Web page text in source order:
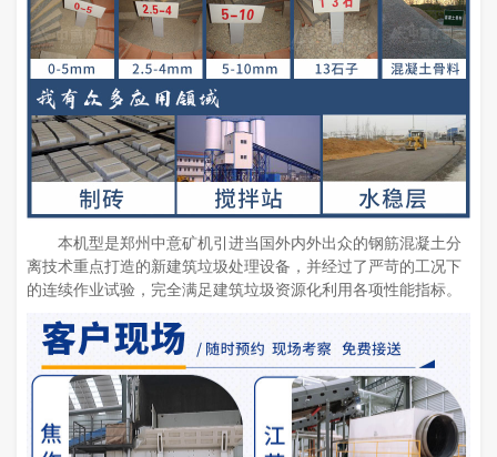
本机型是郑州中意矿机引进当国外内外出众的钢筋混凝土分
离技术重点打造的新建筑垃圾处理设备，并经过了严苛的工况下
的连续作业试验，完全满足建筑垃圾资源化利用各项性能指标。